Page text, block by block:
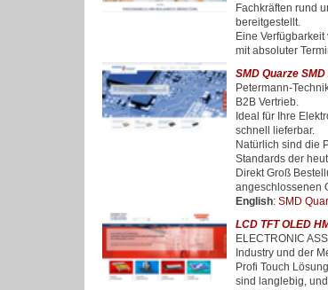
Fachkräften rund
bereitgestellt.
Eine
mit absoluter
SMD Quarze
Petermann-
B2B Vertrieb.
Ideal für Ihre
schnell lieferbar.
Natürlich sind die
Standards der
Direkt Groß
angeschlossenen
English: SMD
LCD TFT OLED
ELECTRONIC
Industry und der
Profi Touch
sind langlebig,